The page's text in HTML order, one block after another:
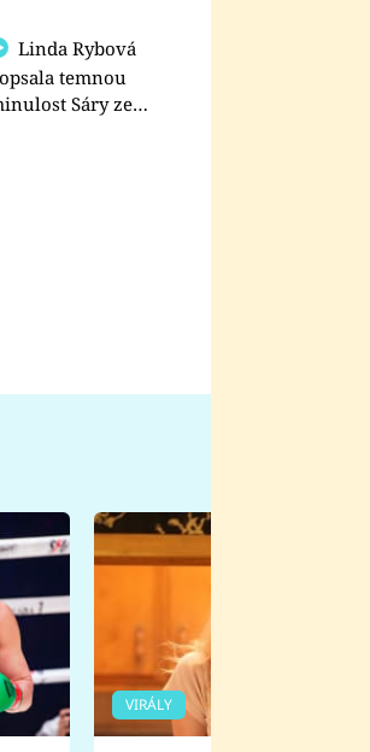
Linda Rybová
temnou
Sáry ze
VIRÁLY